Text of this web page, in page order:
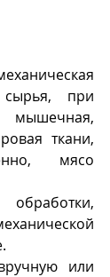
сырья, при
ткани,
мясо
или